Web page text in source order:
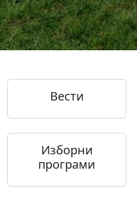
Вести
Изборни
програми